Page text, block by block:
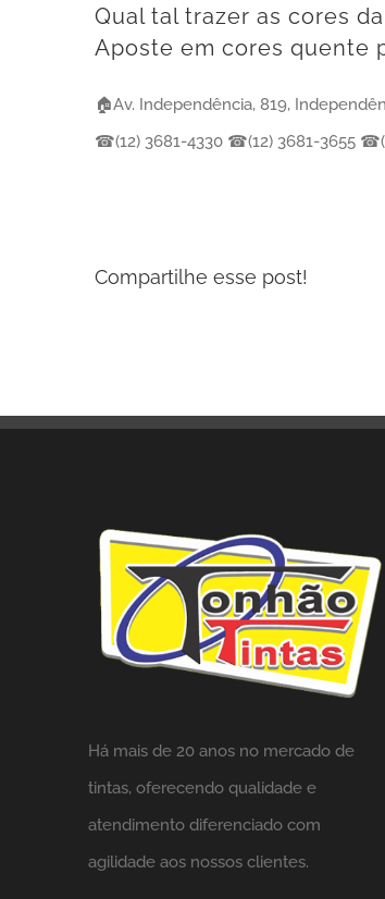
Qual tal trazer as cores
Aposte em cores quente
🏠Av. Independência, 819,
☎(12) 3681-4330 ☎(12) 3681-3655
Compartilhe esse post!
Há mais de 20 anos no mercado de
tintas, oferecendo qualidade e
atendimento diferenciado com
agilidade aos nossos clientes.